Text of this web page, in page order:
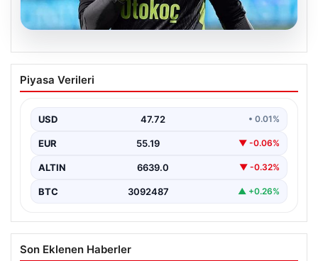
Fenerbahçe, Ederson İçin Yeni
Planlarını Suya Düşürmeyi Planlıyor
sürdüren Fenerbahçe yönetimi, kaleci rotasyonunda
köklü bir değişikliğe hazırlanıyor.…
Piyasa Verileri
USD 47.72 • 0.01%
EUR 55.19 ▼ -0.06%
ALTIN 6639.0 ▼ -0.32%
BTC 3092487 ▲ +0.26%
Son Eklenen Haberler